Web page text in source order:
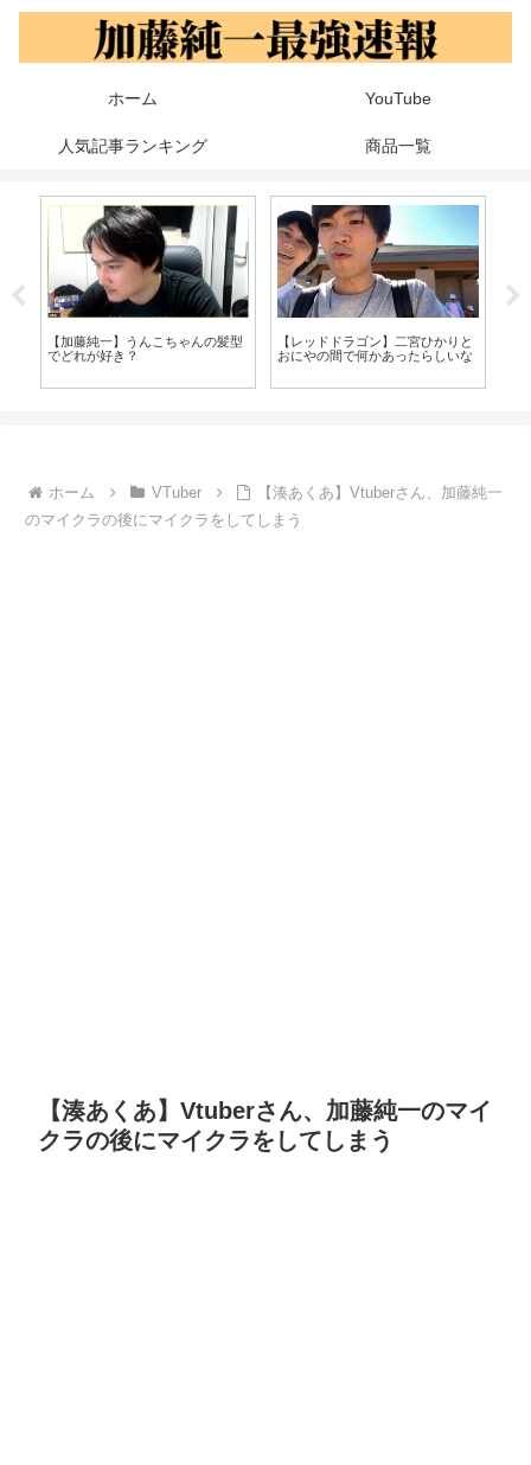
ホーム YouTube
人気記事ランキング 商品一覧
【加藤純一】うんこちゃんの髪型
でどれが好き？
【レッドドラゴン】二宮ひかりと
おにやの間で何かあったらしいな
ホーム VTuber
【湊あくあ】Vtuberさん、加藤純一
のマイクラの後にマイクラをしてしまう
【湊あくあ】Vtuberさん、加藤純一のマイ
クラの後にマイクラをしてしまう